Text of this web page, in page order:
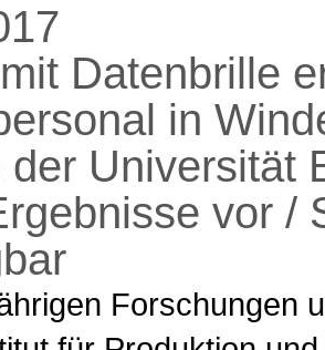
Datenbrille
in
der Universität
vor /
Forschungen